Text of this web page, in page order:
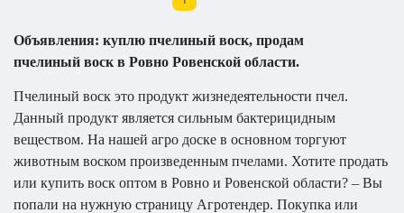
Объявления: куплю пчелиный воск, продам
пчелиный воск в Ровно Ровенской области.
Пчелиный воск это продукт жизнедеятельности пчел.
Данный продукт является сильным бактерицидным
веществом. На нашей агро доске в основном торгуют
животным воском произведенным пчелами. Хотите продать
или купить воск оптом в Ровно и Ровенской области? – Вы
попали на нужную страницу Агротендер. Покупка или